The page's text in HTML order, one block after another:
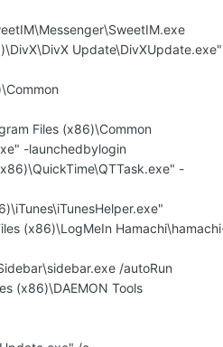
Update\DivXUpdate.exe"
Files (x86)\Common
-launchedbylogin
-
(x86)\LogMeIn
/autoRun
(x86)\DAEMON Tools